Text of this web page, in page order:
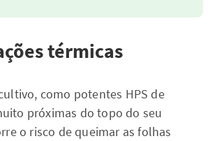
térmicas
como potentes HPS de
próximas do topo do seu
o risco de queimar as folhas